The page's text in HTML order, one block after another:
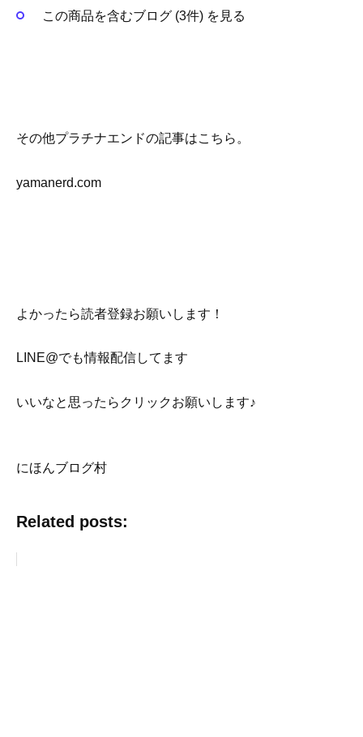
この商品を含むブログ (3件) を見る
その他プラチナエンドの記事はこちら。
yamanerd.com
よかったら読者登録お願いします！
LINE@でも情報配信してます
いいなと思ったらクリックお願いします♪
にほんブログ村
Related posts: